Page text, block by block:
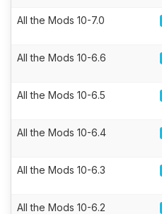
All the Mods 10-7.0
All the Mods 10-6.6
All the Mods 10-6.5
All the Mods 10-6.4
All the Mods 10-6.3
All the Mods 10-6.2